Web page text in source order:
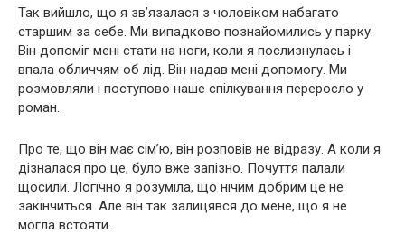
Так вийшло, що я зв’язалася з чоловіком набагато
старшим за себе. Ми випадково познайомились у парку.
Він допоміг мені стати на ноги, коли я послизнулась і
впала обличчям об лід. Він надав мені допомогу. Ми
розмовляли і поступово наше спілкування переросло у
роман.
Про те, що він має сім’ю, він розповів не відразу. А коли я
дізналася про це, було вже запізно. Почуття палали
щосили. Логічно я розуміла, що нічим добрим це не
закінчиться. Але він так залицявся до мене, що я не
могла встояти.